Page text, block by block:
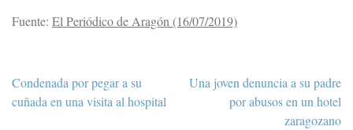
Fuente: El Periódico de Aragón (16/07/2019)
Navegación
de
Condenada por pegar a su
cuñada en una visita al hospital
Una joven denuncia a su padre
por abusos en un hotel
zaragozano